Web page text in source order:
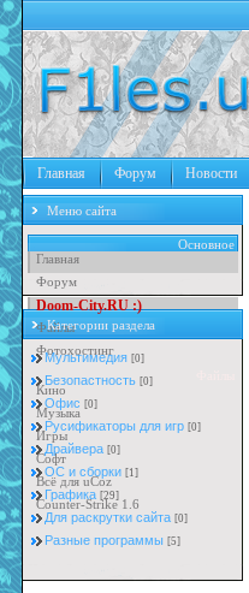
Новости
Форум
Главная
Меню сайта
Основное
Главная
Форум
Doom-City.RU :)
Файлы
Фотохостинг
Кино
Музыка
Игры
Софт
Всё для uCoz
Counter-Strike 1.6
Категории раздела
Мультимедия [0]
Безопастность [0]
Офис [0]
Русификаторы для игр [0]
Драйвера [0]
ОС и сборки [1]
Графика [29]
Для раскрутки сайта [0]
Разные программы [5]